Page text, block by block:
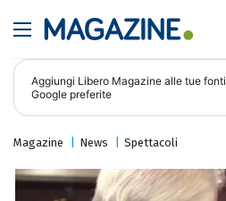
Aggiungi Libero Magazine alle tue fonti
Google preferite
Magazine News Spettacoli